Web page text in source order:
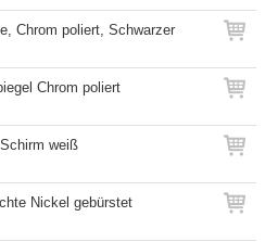
Chrom poliert, Schwarzer
Chrom poliert
weiß
Nickel gebürstet